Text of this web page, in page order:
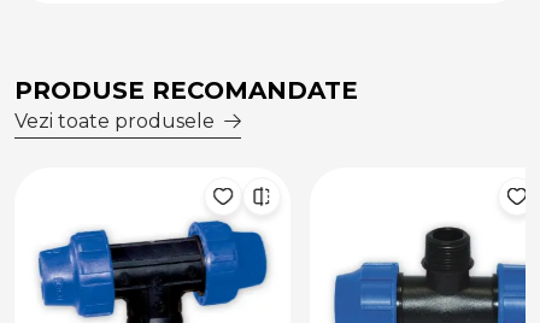
PRODUSE RECOMANDATE
Vezi toate produsele